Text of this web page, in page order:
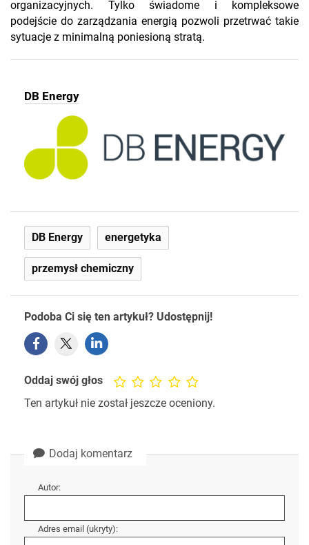
organizacyjnych. Tylko świadome i kompleksowe
podejście do zarządzania energią pozwoli przetrwać takie
sytuacje z minimalną poniesioną stratą.
DB Energy
DB Energy energetyka
przemysł chemiczny
Podoba Ci się ten artykuł? Udostępnij!
Oddaj swój głos
Ten artykuł nie został jeszcze oceniony.
Dodaj komentarz
Autor:
Adres email (ukryty):